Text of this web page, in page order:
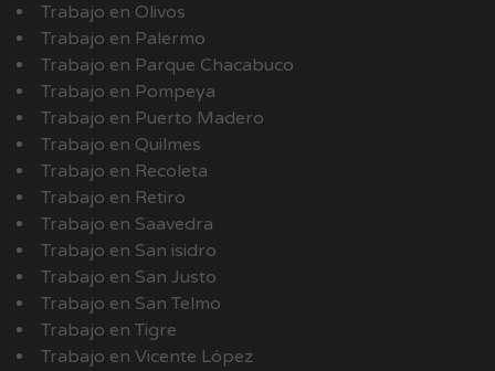
Trabajo en Olivos
Trabajo en Palermo
Trabajo en Parque Chacabuco
Trabajo en Pompeya
Trabajo en Puerto Madero
Trabajo en Quilmes
Trabajo en Recoleta
Trabajo en Retiro
Trabajo en Saavedra
Trabajo en San isidro
Trabajo en San Justo
Trabajo en San Telmo
Trabajo en Tigre
Trabajo en Vicente López